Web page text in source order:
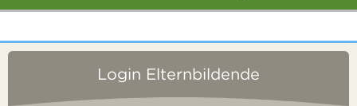
Login Elternbildende